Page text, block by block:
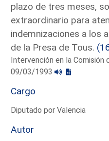
plazo de tres meses,
extraordinario para
indemnizaciones a los
de la Presa de Tous.
Intervención en la Comisión
09/03/1993
Cargo
Diputado por Valencia
Autor